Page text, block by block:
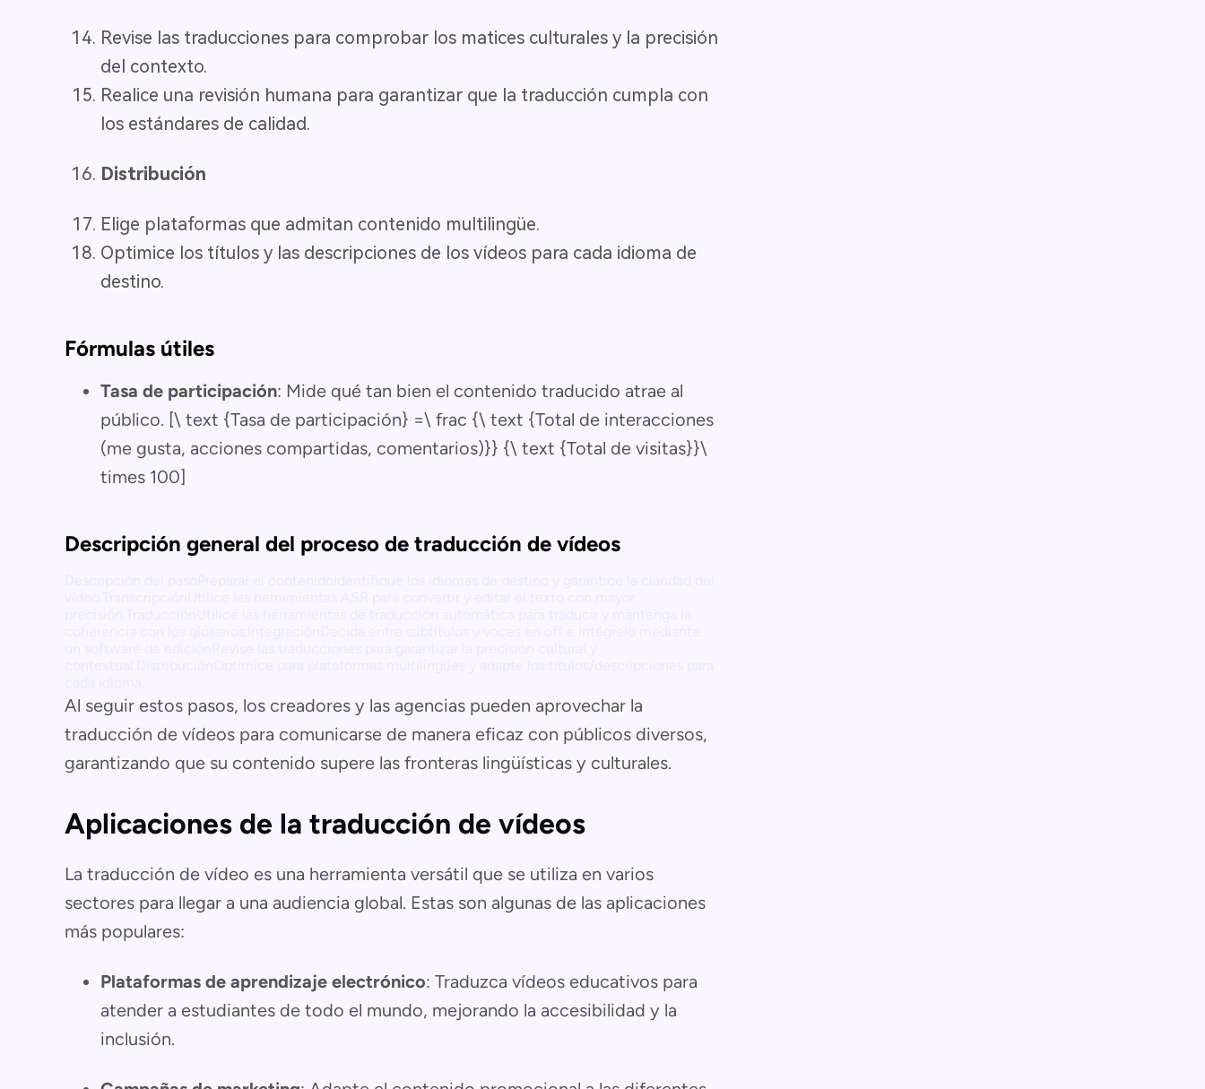
Revise las traducciones para comprobar los matices culturales y la precisión
del contexto.
Realice una revisión humana para garantizar que la traducción cumpla con
los estándares de calidad.
Distribución
Elige plataformas que admitan contenido multilingüe.
Optimice los títulos y las descripciones de los vídeos para cada idioma de
destino.
Fórmulas útiles
Tasa de participación: Mide qué tan bien el contenido traducido atrae al
público. [\ text {Tasa de participación} =\ frac {\ text {Total de interacciones
(me gusta, acciones compartidas, comentarios)}} {\ text {Total de visitas}}\
times 100]
Descripción general del proceso de traducción de vídeos
Al seguir estos pasos, los creadores y las agencias pueden aprovechar la
traducción de vídeos para comunicarse de manera eficaz con públicos diversos,
garantizando que su contenido supere las fronteras lingüísticas y culturales.
Aplicaciones de la traducción de vídeos
La traducción de vídeo es una herramienta versátil que se utiliza en varios
sectores para llegar a una audiencia global. Estas son algunas de las aplicaciones
más populares:
Plataformas de aprendizaje electrónico: Traduzca vídeos educativos para
atender a estudiantes de todo el mundo, mejorando la accesibilidad y la
inclusión.